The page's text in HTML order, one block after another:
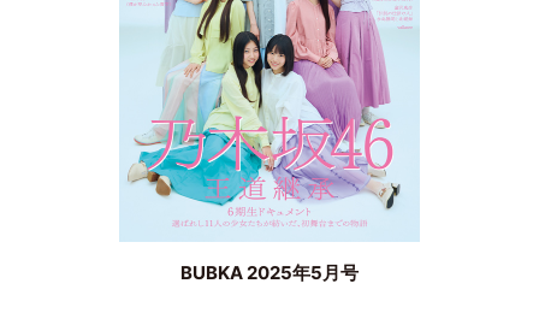
BUBKA 2025年5月号